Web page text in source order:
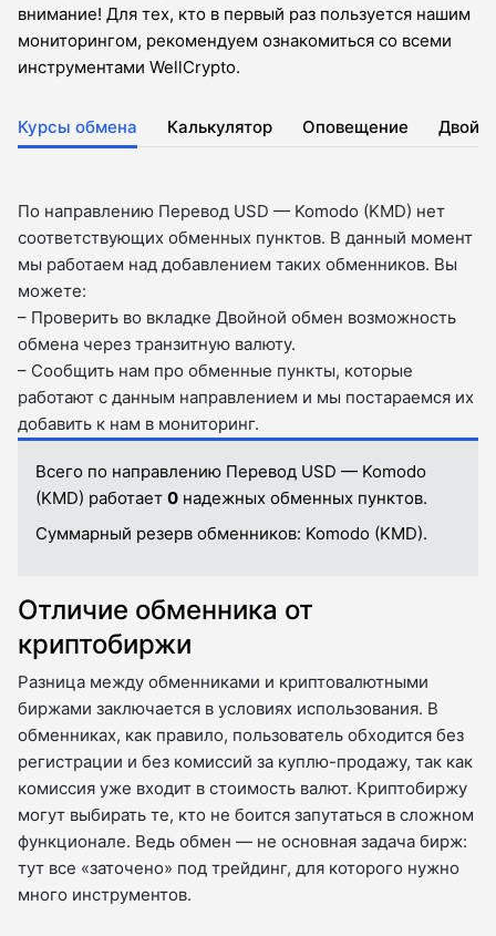
внимание! Для тех, кто в первый раз пользуется нашим
мониторингом, рекомендуем ознакомиться со всеми
инструментами WellCrypto.
Курсы обмена Калькулятор Оповещение
По направлению Перевод USD — Komodo (KMD) нет
соответствующих обменных пунктов. В данный момент
мы работаем над добавлением таких обменников. Вы
можете:
– Проверить во вкладкe Двойной обмен возможность
обмена через транзитную валюту.
– Сообщить нам про обменные пункты, которые
работают с данным направлением и мы постараемся их
добавить к нам в мониторинг.
Всего по направлению Перевод USD — Komodo
(KMD) работает 0 надежных обменных пунктов.
Суммарный резерв обменников: Komodo (KMD).
Отличие обменника от
криптобиржи
Разница между обменниками и криптовалютными
биржами заключается в условиях использования. В
обменниках, как правило, пользователь обходится без
регистрации и без комиссий за куплю-продажу, так как
комиссия уже входит в стоимость валют. Криптобиржу
могут выбирать те, кто не боится запутаться в сложном
функционале. Ведь обмен — не основная задача бирж:
тут все «заточено» под трейдинг, для которого нужно
много инструментов.